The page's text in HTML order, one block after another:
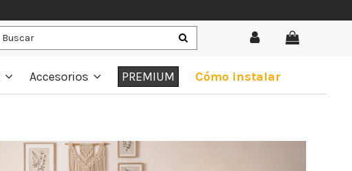
Accesorios PREMIUM Cómo instalar